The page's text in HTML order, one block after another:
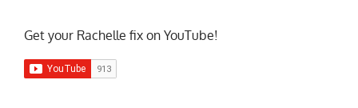
Get your Rachelle fix on YouTube!